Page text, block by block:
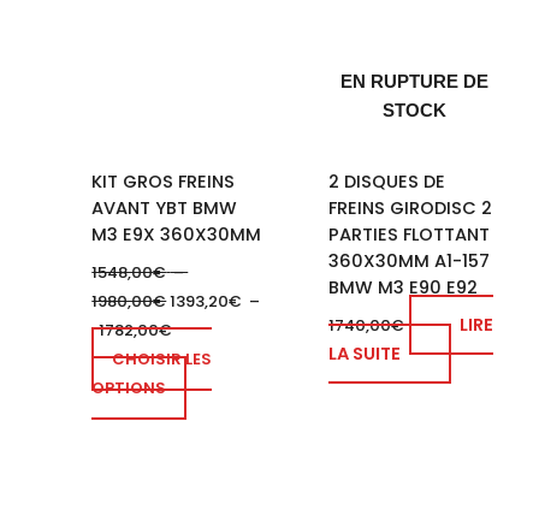
KIT GROS FREINS
AVANT YBT BMW
M3 E9X 360X30MM
1548,00€–
1980,00€1393,20€ –
1782,00€
CHOISIR LES
OPTIONS
être
choisies
sur
la
page
du
produit
EN RUPTURE DE
STOCK
2 DISQUES DE
FREINS GIRODISC 2
PARTIES FLOTTANT
360X30MM A1-157
BMW M3 E90 E92
1740,00€
LIRE
LA SUITE